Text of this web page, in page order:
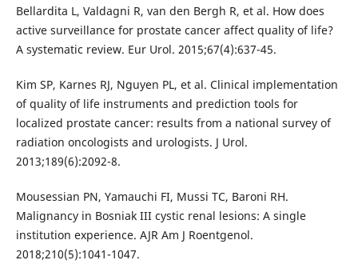
Bellardita L, Valdagni R, van den Bergh R, et al. How does
active surveillance for prostate cancer affect quality of life?
A systematic review. Eur Urol. 2015;67(4):637-45.
Kim SP, Karnes RJ, Nguyen PL, et al. Clinical implementation
of quality of life instruments and prediction tools for
localized prostate cancer: results from a national survey of
radiation oncologists and urologists. J Urol.
2013;189(6):2092-8.
Mousessian PN, Yamauchi FI, Mussi TC, Baroni RH.
Malignancy in Bosniak III cystic renal lesions: A single
institution experience. AJR Am J Roentgenol.
2018;210(5):1041-1047.